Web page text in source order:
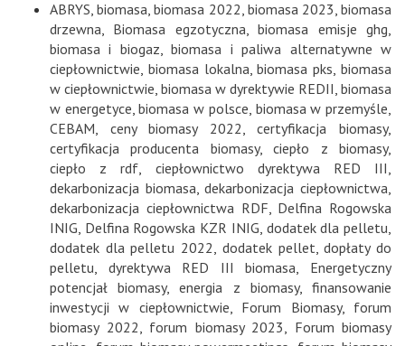
ABRYS,biomasa,biomasa 2022, biomasa 2023,biomasa
drzewna, Biomasa egzotyczna,biomasa emisje ghg,
biomasa i biogaz,biomasa i paliwa alternatywne w
ciepłownictwie, biomasa lokalna,biomasa pks,biomasa
w ciepłownictwie, biomasa w dyrektywie REDII, biomasa
w energetyce,biomasa w polsce, biomasa w przemyśle,
CEBAM, ceny biomasy 2022,certyfikacja biomasy,
certyfikacja producenta biomasy,ciepło z biomasy,
ciepło z rdf, ciepłownictwo dyrektywa RED III,
dekarbonizacja biomasa,dekarbonizacja ciepłownictwa,
dekarbonizacja ciepłownictwa RDF, Delfina Rogowska
INIG, Delfina Rogowska KZR INIG, dodatek dla pelletu,
dodatek dla pelletu 2022, dodatek pellet,dopłaty do
pelletu, dyrektywa RED III biomasa, Energetyczny
potencjał biomasy,energia z biomasy,finansowanie
inwestycji w ciepłownictwie, Forum Biomasy, forum
biomasy 2022, forum biomasy 2023, Forum biomasy